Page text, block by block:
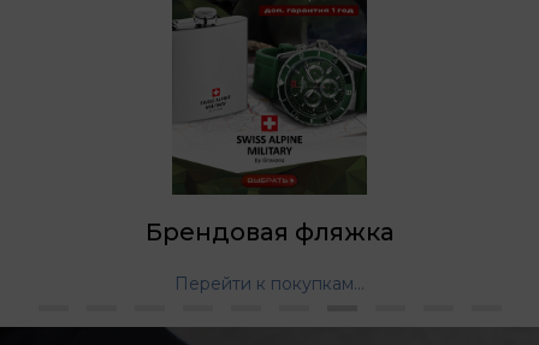
Брендовая фляжка
Перейти к покупкам...